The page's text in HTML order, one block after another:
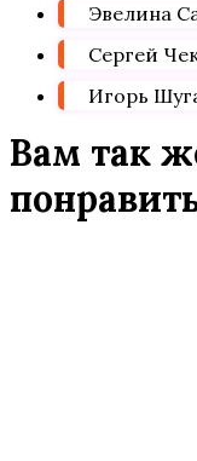
Эвелина
Сергей
Игорь
Вам так